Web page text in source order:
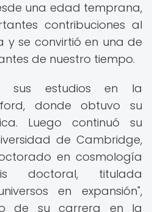
una edad temprana,
contribuciones al
y se convirtió en una de
de nuestro tiempo.
sus estudios en la
donde obtuvo su
Luego continuó su
de Cambridge,
en cosmología
doctoral, titulada
en expansión",
de su carrera en la